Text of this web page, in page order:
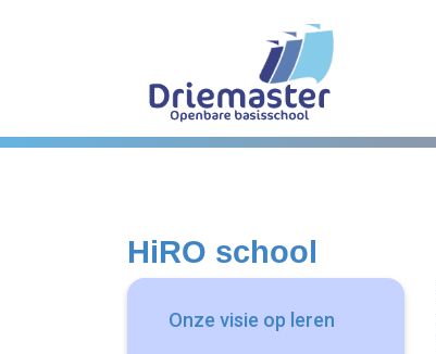
Onze activiteiten
HiRO school
Onze visie op leren